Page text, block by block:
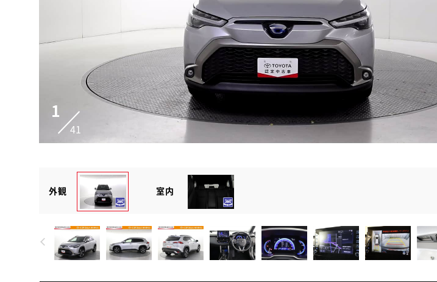
1
41
外観 室内